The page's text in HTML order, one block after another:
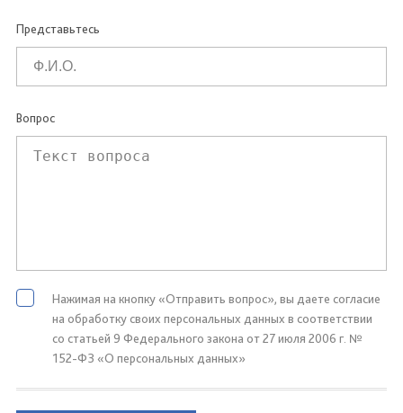
Представьтесь
Вопрос
Нажимая на кнопку «Отправить вопрос», вы даете согласие
на обработку своих персональных данных в соответствии
со статьей 9 Федерального закона от 27 июля 2006 г. №
152-ФЗ «О персональных данных»